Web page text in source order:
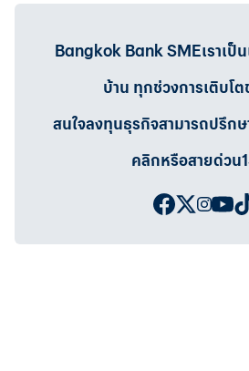
Bangkok Bank SMEเราเป็
บ้าน ทุกช่วงการเติบโ
สนใจลงทุนธุรกิจสามารถปรึก
คลิกหรือสายด่วน